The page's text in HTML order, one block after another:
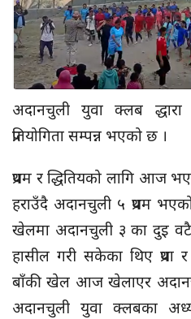
अदानचुली युवा क्लब
प्रतियोगिता सम्पन्न भएको छ ।
प्रथम र द्धितियको लागि आज
हराउँदै अदानचुली ५ प्रथम
खेलमा अदानचुली ३ का दुइ वटै
हासील गरी सकेका थिए प्रथा
बाँकी खेल आज खेलाएर
अदानचुली युवा क्लबका